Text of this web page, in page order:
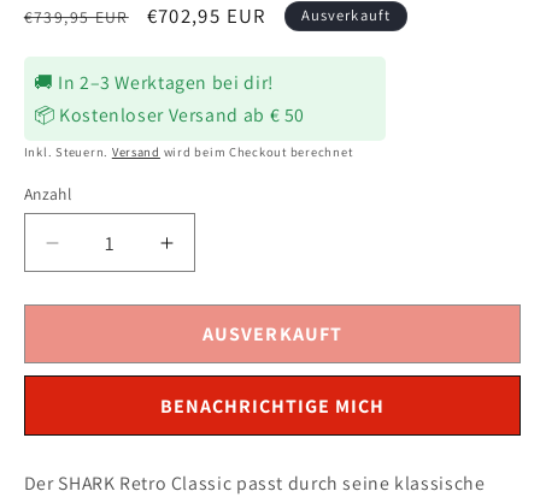
Normaler
€739,95 EUR Verkaufspreis
€702,95 EUR Ausverkauft
🚚 In 2–3 Werktagen bei dir!
📦 Kostenloser Versand ab € 50
Inkl. Steuern. Versand wird beim Checkout berechnet
Anzahl
Verringere
die
Menge
SHARK
Auspuff
passend
Erhöhe
die
Menge
SHARK
Classic
Auspuff
passend
AUSVERKAUFT
BENACHRICHTIGE MICH
Der SHARK Retro Classic passt durch seine klassische